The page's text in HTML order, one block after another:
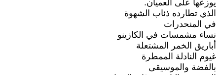
يوزعها على العميان.
الذي تطارده ذئاب الشهوة
في المنحدرات
نساء مشمسات في الكازينو
أباريق الخمر المشتعلة
غيوم النادلة الممطرة
بالفضة والموسيقى